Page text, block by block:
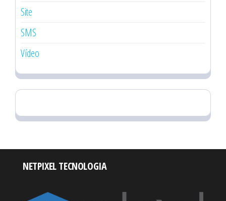
Site
SMS
Vídeo
NETPIXEL TECNOLOGIA